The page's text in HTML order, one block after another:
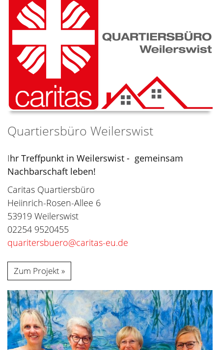
Quartiersbüro Weilerswist
Ihr Treffpunkt in Weilerswist - gemeinsam
Nachbarschaft leben!
Caritas Quartiersbüro
Heiinrich-Rosen-Allee 6
53919 Weilerswist
02254 9520455
quaritersbuero@caritas-eu.de
Zum Projekt